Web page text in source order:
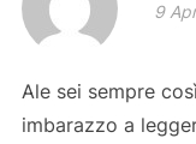
9
Ale sei sempre
imbarazzo a